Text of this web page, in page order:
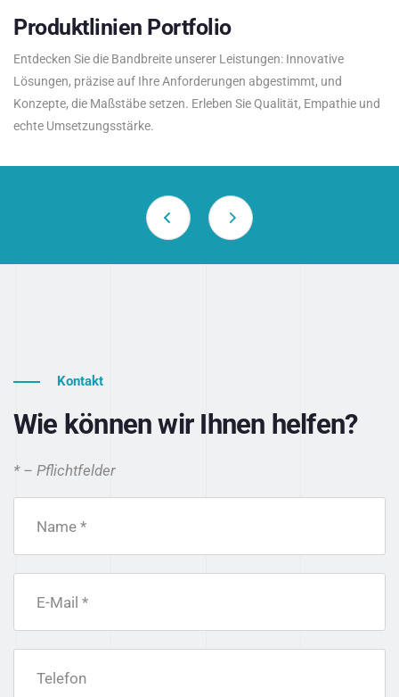
Produktlinien Portfolio
Entdecken Sie die Bandbreite unserer Leistungen: Innovative
Lösungen, präzise auf Ihre Anforderungen abgestimmt, und
Konzepte, die Maßstäbe setzen. Erleben Sie Qualität, Empathie und
echte Umsetzungsstärke.
Kontakt
Wie können wir Ihnen helfen?
* – Pflichtfelder
Name *
E-Mail *
Telefon